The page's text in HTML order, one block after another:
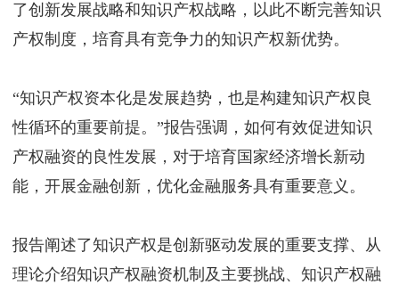
了创新发展战略和知识产权战略，以此不断完善知识
产权制度，培育具有竞争力的知识产权新优势。
“知识产权资本化是发展趋势，也是构建知识产权良
性循环的重要前提。”报告强调，如何有效促进知识
产权融资的良性发展，对于培育国家经济增长新动
能，开展金融创新，优化金融服务具有重要意义。
报告阐述了知识产权是创新驱动发展的重要支撑、从
理论介绍知识产权融资机制及主要挑战、知识产权融